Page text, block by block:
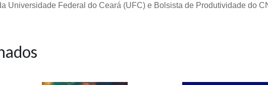
Universidade Federal do Ceará (UFC) e Bolsista de Produtividade do